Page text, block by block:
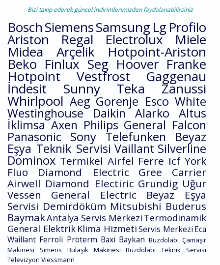
Bizi takip ederek güncel indirimlerimizden faydalanabilirsiniz
BoschSiemensSamsungLgProfilo
Ariston Regal Electrolux Miele
Midea Arçelik Hotpoint-Ariston
Beko Finlux Seg Hoover Franke
Hotpoint Vestfrost Gaggenau
İndesit Sunny Teka Zanussi
Whirlpool Aeg Gorenje Esco White
Westinghouse Daikin Alarko Altus
İklimsa Axen Philips General Falcon
Panasonic Sony Telefunken Beyaz
Eşya Teknik Servisi Vaillant Silverline
Dominox Termikel Airfel Ferre Icf York
Fluo
Diamond Electric Gree
Carrier
Airwell Diamond Electiric Grundig Uğur
Vessen
General Electric
Beyaz Eşya
Servisi Demirdöküm Mitsubishi Buderus
BaymakAntalya Servis Merkezi Termodinamik
General Elektrik Klima HizmetiServis Merkezi Eca
Waillant Ferroli Proterm Baxi Baykan Buzdolabı Çamaşır
Makinesi
Simens Bulaşık Makinesi
Buzdolabı Teknik Servisi
Televizyon Viessmann